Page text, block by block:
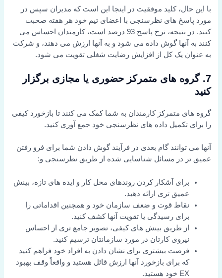
با این حال، کلید موفقیت در اینجا این است که مدیران سپس در
مورد پاسخ های نظرسنجی با اعضای تیم خود هر هفته صحبت
کنند. در نتیجه، نرخ پاسخ 93 درصد است، کارمندان احساس می
کنند به آنها گوش داده می شود و به آنها ارزش می دهند، و شرکت
به عنوان یک کل از افزایش رضایت شغلی تقویت می شود.
7. گروه های متمرکز حضوری یا مجازی برگزار
کنید
گروه های متمرکز کارمندان به شما کمک می کنند تا بازخورد کیفی
را برای تکمیل داده های نظرسنجی خود جمع آوری کنید.
آنها می توانند گام بعدی در فرآیند گوش دادن شما برای فرو رفتن
عمیق تر در مسائل شناسایی شده از طریق نظرسنجی و:
برای آشکار کردن روندهای محل کار و ایده های تازه، بینش
عمیق تری ارائه دهید.
نقاط قوت و ضعف سازمان خود و همچنین اقداماتی را
برای رسیدگی یا تقویت آنها کشف کنید.
از طریق بینش های کیفی، تصویر جامع تری از احساس
نیروی کارتان در مورد سازمانتان ترسیم کنید.
فرصت بیشتری برای نشان دادن به افراد خود فراهم کنید
که برای بازخورد آنها ارزش قائل هستید و واقعاً وقف بهبود
EX خود هستید.